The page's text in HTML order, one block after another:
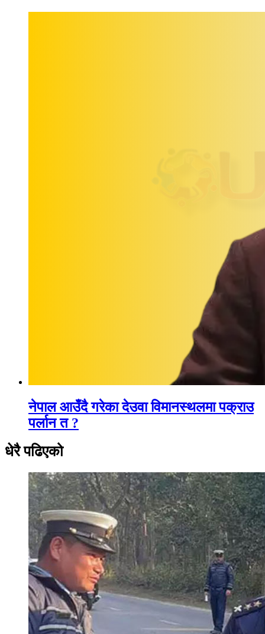
नेपाल आउँदै गरेका देउवा विमानस्थलमा पक्राउ
पर्लान त ?
धेरै पढिएको